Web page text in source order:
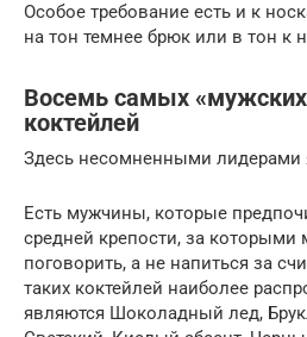
Особое требование есть и к
на тон темнее брюк или в тон к
Восемь самых
коктейлей
Здесь несомненными лидерами
Есть мужчины, которые
средней крепости, за которыми
поговорить, а не напиться за
таких коктейлей наиболее
являются Шоколадный лед,